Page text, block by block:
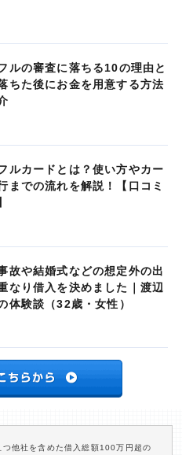
ルの審査に落ちる10の理由と
ちた後にお金を用意する方法
ルカードとは？使い方やカー
までの流れを解説！【口コミ
故や結婚式などの想定外の出
なり借入を決めました｜渡辺
体験談（32歳・女性）
他社を含めた借入総額100万円超の